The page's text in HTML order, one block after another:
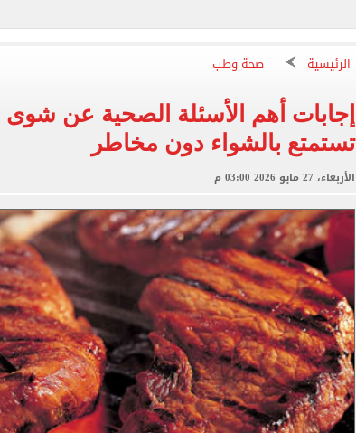
انطلاق مباراة مصر وإسبانيا فى نصف نهائي بطولة
الزمالك يبلغ 4 لاعبين بعدم التواجد مع الفريق الأول بالموسم الجديد
الاتحاد التركي يمنح طرابزون سبور رخصة مشاركة محمد
برشلونة يطرح تذاكر مواجهة الأهلي على كأس خوان جامبر
الرئيسية صحة وطب
إجابات أهم الأسئلة الصحية عن
تستمتع بالشواء دون مخاطر
الأربعاء، 27 مايو 2026 03:00 م